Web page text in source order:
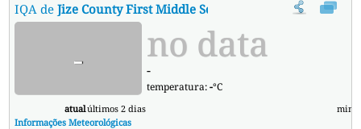
IQA deJize County First Middle School, Handan :Índice de
- no data
-
temperatura:-°C
atualúltimos 2 dias min
Informações Meteorológicas